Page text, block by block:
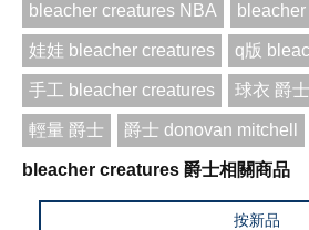
bleacher creatures NBA
娃娃 bleacher creatures q版
手工 bleacher creatures 球衣 爵士
輕量 爵士 爵士 donovan mitchell
bleacher creatures 爵士相關商品
按新品